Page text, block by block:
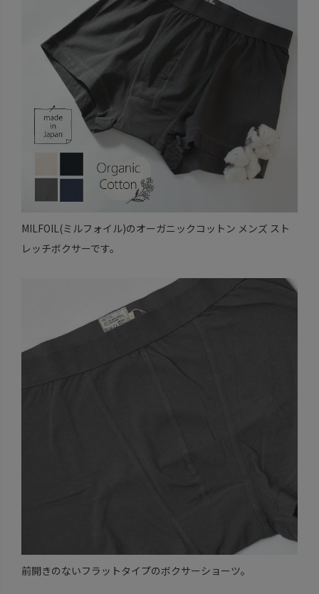
MILFOIL(ミルフォイル)のオーガニックコットン メンズ スト
レッチボクサーです。
前開きのないフラットタイプのボクサーショーツ。